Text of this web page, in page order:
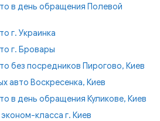
в день обращения Полевой
г. Украинка
г. Бровары
без посредников Пирогово, Киев
авто Воскресенка, Киев
в день обращения Куликове, Киев
класса г. Киев